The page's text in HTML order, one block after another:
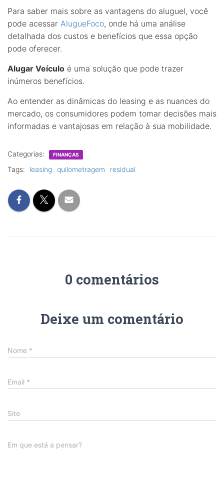
Para saber mais sobre as vantagens do aluguel, você
pode acessar AlugueFoco, onde há uma análise
detalhada dos custos e benefícios que essa opção
pode oferecer.
Alugar Veículo é uma solução que pode trazer
inúmeros benefícios.
Ao entender as dinâmicas do leasing e as nuances do
mercado, os consumidores podem tomar decisões mais
informadas e vantajosas em relação à sua mobilidade.
Categorias: FINANÇAS
Tags: leasing quilometragem residual
0 comentários
Deixe um comentário
Nome *
Email *
Site
Em que está a pensar?